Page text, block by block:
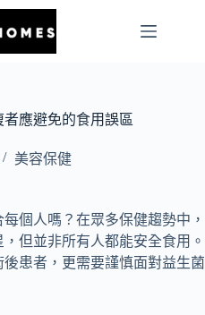
應避免的食用誤區
美容保健
個人嗎？在眾多保健趨勢中，
但並非所有人都能安全食用。
患者，更需要謹慎面對益生菌